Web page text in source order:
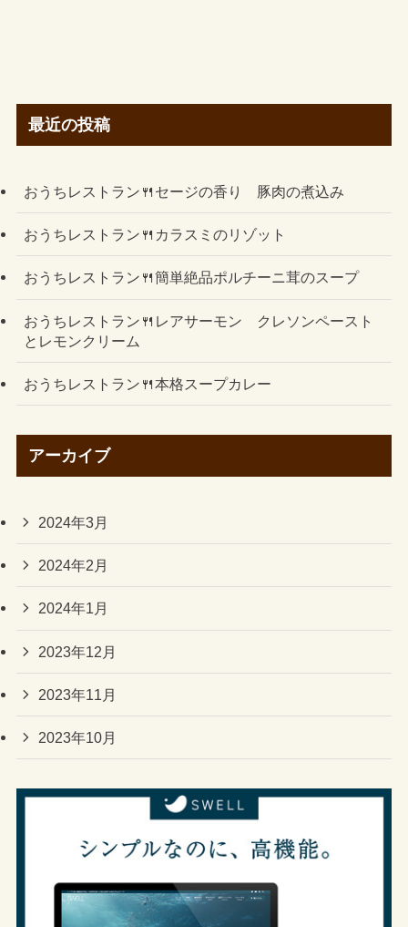
最近の投稿
おうちレストラン🍴セージの香り 豚肉の煮込み
おうちレストラン🍴カラスミのリゾット
おうちレストラン🍴簡単絶品ポルチーニ茸のスープ
おうちレストラン🍴レアサーモン クレソンペースト
とレモンクリーム
おうちレストラン🍴本格スープカレー
アーカイブ
2024年3月
2024年2月
2024年1月
2023年12月
2023年11月
2023年10月